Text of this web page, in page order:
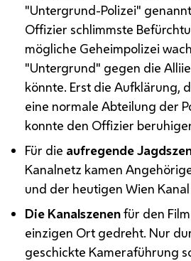
"Untergrund-Polizei"
Offizier schlimmste
mögliche Geheimpolizei
"Untergrund" gegen die
könnte. Erst die Aufklärung,
eine normale Abteilung der
konnte den Offizier
Für die aufregende
Kanalnetz kamen
und der heutigen Wien Kanal
Die Kanalszenenfür den
einzigen Ort gedreht. Nur
geschickte Kameraführung